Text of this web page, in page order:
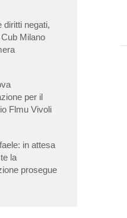
diritti negati,
Milano
per il
Flmu Vivoli
in attesa
la
prosegue